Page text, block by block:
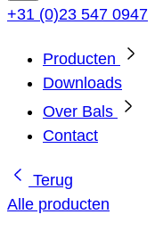
+31 (0)23 547 0947
Producten
Downloads
Over Bals
Contact
Terug
Alle producten